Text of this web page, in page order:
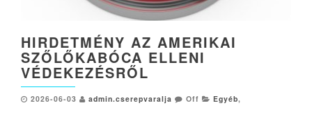
HIRDETMÉNY AZ AMERIKAI
SZŐLŐKABÓCA ELLENI
VÉDEKEZÉSRŐL
2026-06-03 admin.cserepvaralja Off Egyéb,